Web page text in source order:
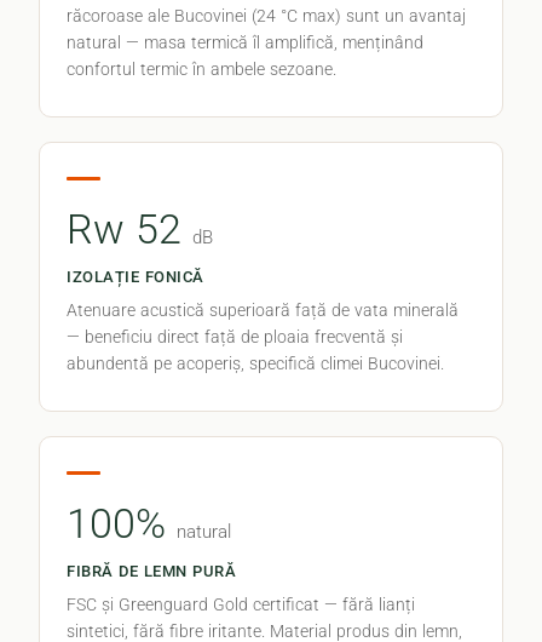
răcoroase ale Bucovinei (24 °C max) sunt un avantaj
natural — masa termică îl amplifică, menținând
confortul termic în ambele sezoane.
Rw 52 dB
IZOLAȚIE FONICĂ
Atenuare acustică superioară față de vata minerală
— beneficiu direct față de ploaia frecventă și
abundentă pe acoperiș, specifică climei Bucovinei.
100% natural
FIBRĂ DE LEMN PURĂ
FSC și Greenguard Gold certificat — fără lianți
sintetici, fără fibre iritante. Material produs din lemn,